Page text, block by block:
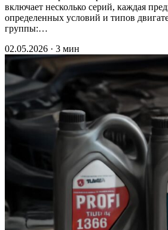
включает несколько серий, каждая
определенных условий и типов
группы:…
02.05.2026 · 3 мин